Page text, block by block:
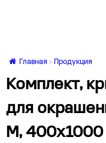
Главная Продукция
Комплект,
для
M,